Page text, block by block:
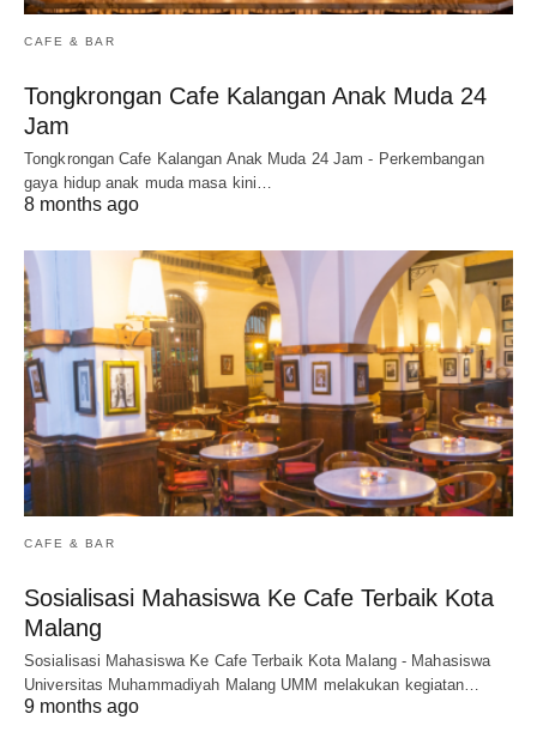
CAFE & BAR
Tongkrongan Cafe Kalangan Anak Muda 24
Jam
Tongkrongan Cafe Kalangan Anak Muda 24 Jam - Perkembangan
gaya hidup anak muda masa kini…
8 months ago
CAFE & BAR
Sosialisasi Mahasiswa Ke Cafe Terbaik Kota
Malang
Sosialisasi Mahasiswa Ke Cafe Terbaik Kota Malang - Mahasiswa
Universitas Muhammadiyah Malang UMM melakukan kegiatan…
9 months ago